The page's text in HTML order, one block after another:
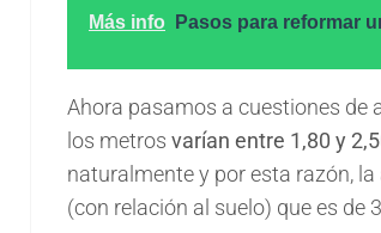
Más info Pasos para reformar
Ahora pasamos a cuestiones de
los metros varían entre 1,80 y
naturalmente y por esta razón,
(con relación al suelo) que es de